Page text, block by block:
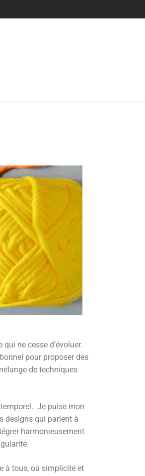
ne cesse d’évoluer.
pour proposer des
de techniques
Je puise mon
designs qui parlent à
harmonieusement
à tous, où simplicité et